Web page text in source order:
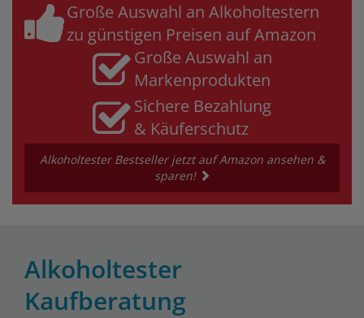
Große Auswahl an Alkoholtestern
zu günstigen Preisen auf Amazon
Große Auswahl an
Markenprodukten
Sichere Bezahlung
& Käuferschutz
Alkoholtester Bestseller jetzt auf Amazon ansehen &
sparen!
Alkoholtester
Kaufberatung